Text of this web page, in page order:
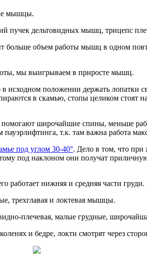
мышцы.
пучек дельтовидных мышц, трицепс
больше объем работы мышц в одном
мы выигрываем в приросте мышц.
положении держать лопатки
в скамью, стопы целиком стоят
широчайшие спины, меньше
т.к. там важна работа
под углом 30-40°. Дело в том, что при
под наклоном они получат
работает нижняя и средняя части груди.
трехглавая и локтевая мышцы.
плечевая, малые грудные,
и бедре, локти смотрят через